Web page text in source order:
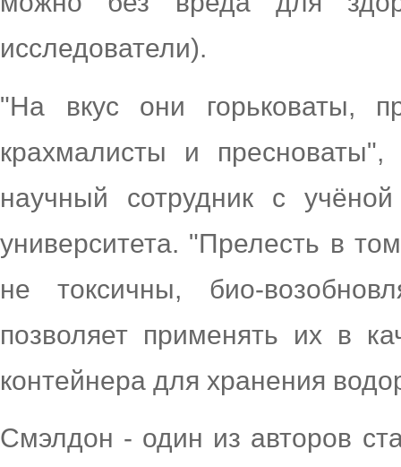
исследователи).
"На вкус они горьковаты,
крахмалисты и
научный сотрудник с
университета. "Прелесть в
не токсичны, био-
позволяет применять их в
контейнера для хранения
Смэлдон - один из авторов